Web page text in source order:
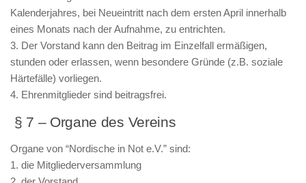
Kalenderjahres, bei Neueintritt nach dem ersten April innerhalb
eines Monats nach der Aufnahme, zu entrichten.
3. Der Vorstand kann den Beitrag im Einzelfall ermäßigen,
stunden oder erlassen, wenn besondere Gründe (z.B. soziale
Härtefälle) vorliegen.
4. Ehrenmitglieder sind beitragsfrei.
§ 7 – Organe des Vereins
Organe von “Nordische in Not e.V.” sind:
1. die Mitgliederversammlung